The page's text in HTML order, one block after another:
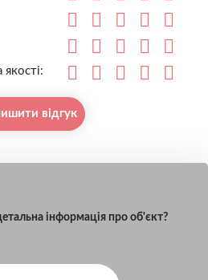
якості:
відгук
інформація про об'єкт?